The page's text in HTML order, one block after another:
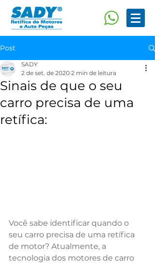
Post
Sinais de que o seu
carro precisa de uma
retífica:
SADY
2 de set. de 2020 2 min de leitura
Você sabe identificar quando o
seu carro precisa de uma retífica
de motor? Atualmente, a
tecnologia dos motores de carro